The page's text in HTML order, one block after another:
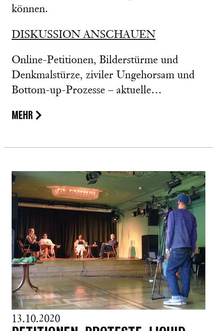
können.
DISKUSSION ANSCHAUEN
Online-Petitionen, Bilderstürme und
Denkmalstürze, ziviler Ungehorsam und
Bottom-up-Prozesse – aktuelle…
MEHR
13.10.2020